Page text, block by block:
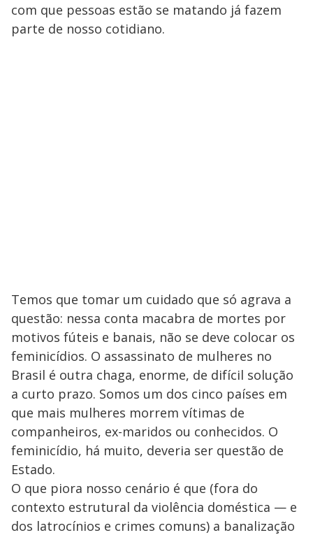
com que pessoas estão se matando já fazem
parte de nosso cotidiano.
Temos que tomar um cuidado que só agrava a
questão: nessa conta macabra de mortes por
motivos fúteis e banais, não se deve colocar os
feminicídios. O assassinato de mulheres no
Brasil é outra chaga, enorme, de difícil solução
a curto prazo. Somos um dos cinco países em
que mais mulheres morrem vítimas de
companheiros, ex-maridos ou conhecidos. O
feminicídio, há muito, deveria ser questão de
Estado.
O que piora nosso cenário é que (fora do
contexto estrutural da violência doméstica — e
dos latrocínios e crimes comuns) a banalização